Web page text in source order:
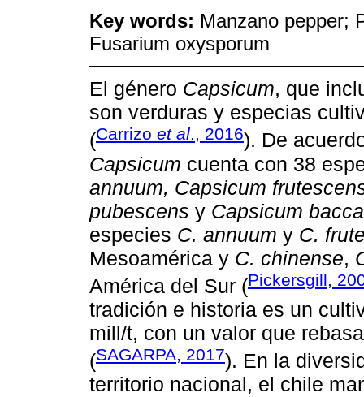
Key words: Manzano pepper;
Fusarium oxysporum
El género Capsicum, que
son verduras y especias
(Carrizo et al., 2016). De
Capsicum cuenta con 38
annuum, Capsicum
pubescens y Capsicum
especies C. annuum y C.
Mesoamérica y C. chinense,
América del Sur (Pickersgill,
tradición e historia es un
mill/t, con un valor que
(SAGARPA, 2017). En la
territorio nacional, el chile